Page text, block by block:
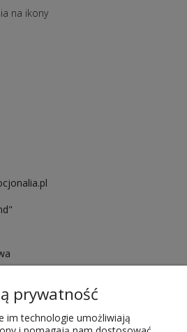
na ikony
prywatność
im technologie umożliwiają